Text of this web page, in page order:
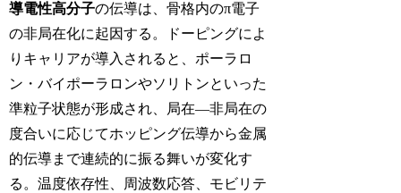
導電性高分子の伝導は、骨格内のπ電子
の非局在化に起因する。ドーピングによ
りキャリアが導入されると、ポーラロ
ン・バイポーラロンやソリトンといった
準粒子状態が形成され、局在―非局在の
度合いに応じてホッピング伝導から金属
的伝導まで連続的に振る舞いが変化す
る。温度依存性、周波数応答、モビリテ